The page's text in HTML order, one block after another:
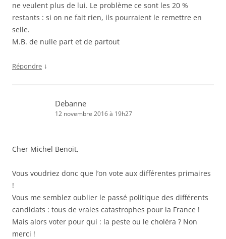
ne veulent plus de lui. Le problème ce sont les 20 %
restants : si on ne fait rien, ils pourraient le remettre en
selle.
M.B. de nulle part et de partout
Répondre ↓
Debanne
12 novembre 2016 à 19h27
Cher Michel Benoit,
Vous voudriez donc que l’on vote aux différentes primaires
!
Vous me semblez oublier le passé politique des différents
candidats : tous de vraies catastrophes pour la France !
Mais alors voter pour qui : la peste ou le choléra ? Non
merci !